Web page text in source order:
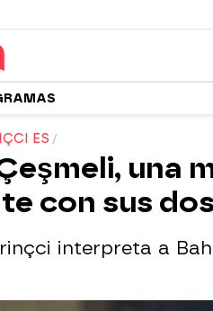
ES
una
con sus
interpreta a